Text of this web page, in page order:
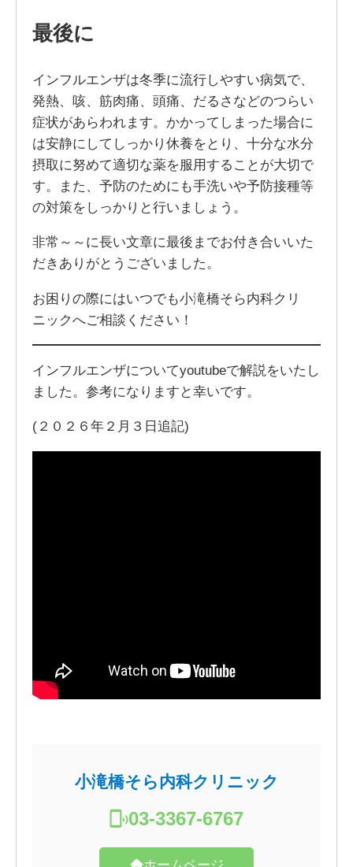
最後に
インフルエンザは冬季に流行しやすい病気で、
発熱、咳、筋肉痛、頭痛、だるさなどのつらい
症状があらわれます。かかってしまった場合に
は安静にしてしっかり休養をとり、十分な水分
摂取に努めて適切な薬を服用することが大切で
す。また、予防のためにも手洗いや予防接種等
の対策をしっかりと行いましょう。
非常～～に長い文章に最後までお付き合いいた
だきありがとうございました。
お困りの際にはいつでも小滝橋そら内科クリ
ニックへご相談ください！
インフルエンザについてyoutubeで解説をいたし
ました。参考になりますと幸いです。
(２０２６年２月３日追記)
小滝橋そら内科クリニック
03-3367-6767